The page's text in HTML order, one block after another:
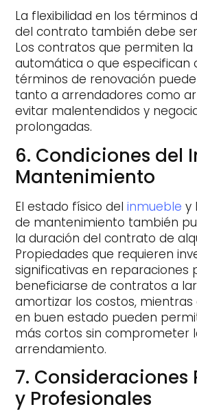
La flexibilidad en los términos
del contrato también debe
Los contratos que permiten la
automática o que especifican
términos de renovación
tanto a arrendadores como
evitar malentendidos y
prolongadas.
6. Condiciones del
Mantenimiento
El estado físico delinmueble y
de mantenimiento también
la duración del contrato de
Propiedades que requieren
significativas en reparaciones
beneficiarse de contratos a
amortizar los costos, mientras
en buen estado pueden
más cortos sin comprometer
arrendamiento.
7. Consideraciones
y Profesionales